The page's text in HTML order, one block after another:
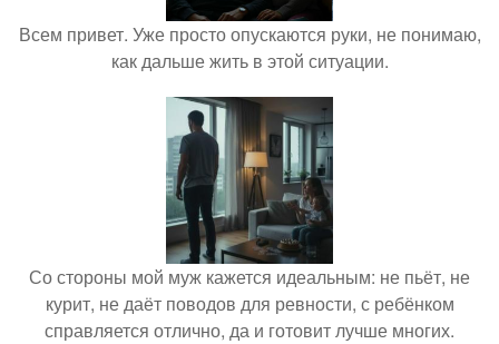
Всем привет. Уже просто опускаются руки, не понимаю,
как дальше жить в этой ситуации.
Со стороны мой муж кажется идеальным: не пьёт, не
курит, не даёт поводов для ревности, с ребёнком
справляется отлично, да и готовит лучше многих.